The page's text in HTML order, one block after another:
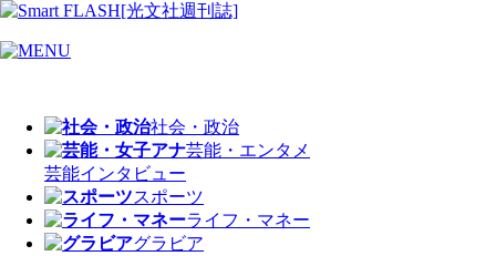
社会・政治
芸能・エンタメ
芸能インタビュー
スポーツ
ライフ・マネー
グラビア